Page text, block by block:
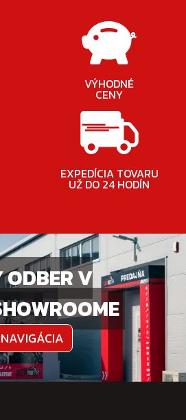
VÝHODNÉ
CENY
EXPEDÍCIA TOVARU
UŽ DO 24 HODÍN
ODBER V
NAVIGÁCIA